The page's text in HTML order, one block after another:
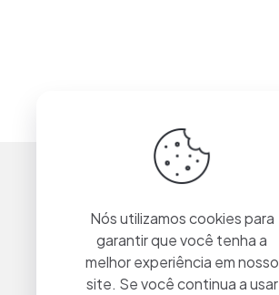
Nós utilizamos cookies para
garantir que você tenha a
melhor experiência em nosso
site. Se você continua a usar